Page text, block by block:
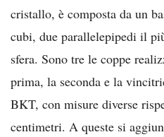
cristallo, è composta da un
cubi, due parallelepipedi il
sfera. Sono tre le coppe
prima, la seconda e la
BKT, con misure diverse
centimetri. A queste si